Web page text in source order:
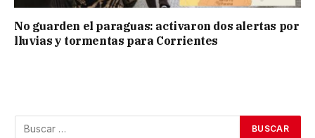
No guarden el paraguas: activaron dos alertas por
lluvias y tormentas para Corrientes